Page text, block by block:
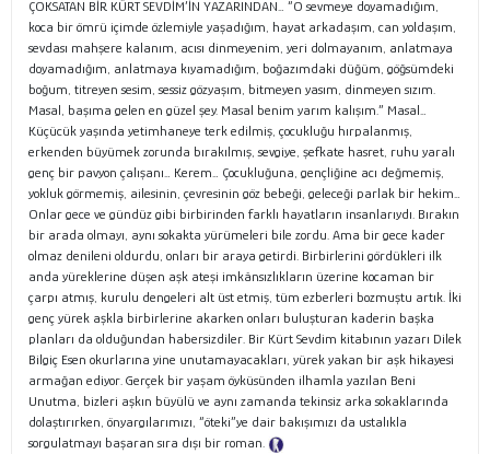
ÇOKSATAN BİR KÜRT SEVDİM’İN YAZARINDAN… “O sevmeye doyamadığım,
koca bir ömrü içimde özlemiyle yaşadığım, hayat arkadaşım, can yoldaşım,
sevdası mahşere kalanım, acısı dinmeyenim, yeri dolmayanım, anlatmaya
doyamadığım, anlatmaya kıyamadığım, boğazımdaki düğüm, göğsümdeki
boğum, titreyen sesim, sessiz gözyaşım, bitmeyen yasım, dinmeyen sızım.
Masal, başıma gelen en güzel şey. Masal benim yarım kalışım.” Masal…
Küçücük yaşında yetimhaneye terk edilmiş, çocukluğu hırpalanmış,
erkenden büyümek zorunda bırakılmış, sevgiye, şefkate hasret, ruhu yaralı
genç bir pavyon çalışanı… Kerem… Çocukluğuna, gençliğine acı değmemiş,
yokluk görmemiş, ailesinin, çevresinin göz bebeği, geleceği parlak bir hekim…
Onlar gece ve gündüz gibi birbirinden farklı hayatların insanlarıydı. Bırakın
bir arada olmayı, aynı sokakta yürümeleri bile zordu. Ama bir gece kader
olmaz denileni oldurdu, onları bir araya getirdi. Birbirlerini gördükleri ilk
anda yüreklerine düşen aşk ateşi imkânsızlıkların üzerine kocaman bir
çarpı atmış, kurulu dengeleri alt üst etmiş, tüm ezberleri bozmuştu artık. İki
genç yürek aşkla birbirlerine akarken onları buluşturan kaderin başka
planları da olduğundan habersizdiler. Bir Kürt Sevdim kitabının yazarı Dilek
Bilgiç Esen okurlarına yine unutamayacakları, yürek yakan bir aşk hikayesi
armağan ediyor. Gerçek bir yaşam öyküsünden ilhamla yazılan Beni
Unutma, bizleri aşkın büyülü ve aynı zamanda tekinsiz arka sokaklarında
dolaştırırken, önyargılarımızı, “öteki”ye dair bakışımızı da ustalıkla
sorgulatmayı başaran sıra dışı bir roman.